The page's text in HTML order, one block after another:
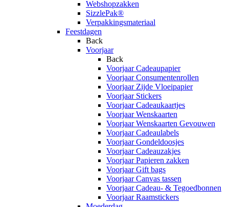
Webshopzakken
SizzlePak®
Verpakkingsmateriaal
Feestdagen
Back
Voorjaar
Back
Voorjaar Cadeaupapier
Voorjaar Consumentenrollen
Voorjaar Zijde Vloeipapier
Voorjaar Stickers
Voorjaar Cadeaukaartjes
Voorjaar Wenskaarten
Voorjaar Wenskaarten Gevouwen
Voorjaar Cadeaulabels
Voorjaar Gondeldoosjes
Voorjaar Cadeauzakjes
Voorjaar Papieren zakken
Voorjaar Gift bags
Voorjaar Canvas tassen
Voorjaar Cadeau- & Tegoedbonnen
Voorjaar Raamstickers